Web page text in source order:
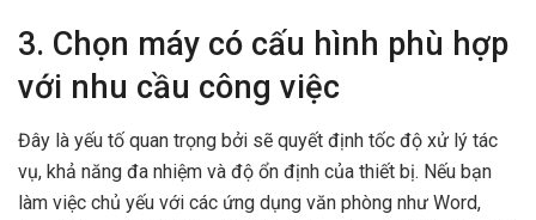
3. Chọn máy có cấu hình phù hợp
với nhu cầu công việc
Đây là yếu tố quan trọng bởi sẽ quyết định tốc độ xử lý tác
vụ, khả năng đa nhiệm và độ ổn định của thiết bị. Nếu bạn
làm việc chủ yếu với các ứng dụng văn phòng như Word,